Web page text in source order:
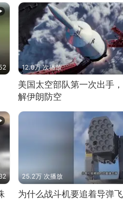
12.0万 次播放
美国太空部队第一次出手
解伊朗防空
25.2万 次播放
为什么战斗机要追着导弹